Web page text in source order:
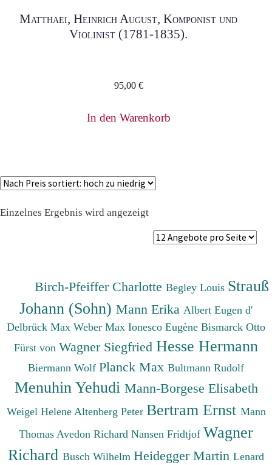
Matthaei, Heinrich August, Komponist und
Violinist (1781-1835).
95,00 €
In den Warenkorb
Einzelnes Ergebnis wird angezeigt
Birch-Pfeiffer CharlotteBegley Louis Strauß
Johann (Sohn) Mann Erika Albert Eugen d'
Delbrück Max Weber Max Ionesco Eugène Bismarck Otto
Fürst von Wagner Siegfried Hesse Hermann
Biermann Wolf Planck Max Bultmann Rudolf
Menuhin Yehudi Mann-Borgese Elisabeth
Weigel Helene Altenberg Peter Bertram Ernst Mann
Thomas Avedon Richard Nansen Fridtjof Wagner
Richard Busch Wilhelm Heidegger Martin Lenard